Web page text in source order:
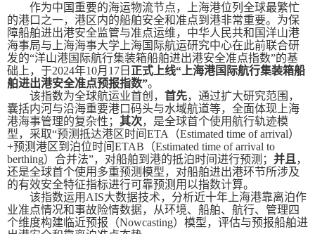
作为中国重要的海运物流节点，上海港位列全球最繁忙
的港口之一，港区内的船舶安全和准点到港非常重要。为保
障船舶进出港安全监管与准点运维，中华人民共和国洋山港
海事局与上海海事大学上海国际航运研究中心在此前联合研
发的“洋山港国际航行集装箱船舶进出港安全准点指数”的基
础上，于2024年10月 17 日 正式上线“上海港国际航行集装箱船
舶进出港安全准点预报指数”。
该指数为全球航运业首创， 首先，通过扩大研究范围，
囊括内河与沿海重要港口码头与水域航道等，全面体现上海
港海事管理的复杂性； 其次，是全球首个使用航行轨迹模
型，采取“预测抵达港区时间ETA （Estimated time of arrival）
+预测港区到泊位时间ETAB （Estimated time of arrival to
berthing）合并法”，对船舶到港的抵泊时间进行预测； 并且 ，
还是全球首个使用多重预测模型，对船舶进出港环节所涉及
的有效安全特征指标进行可靠预测用以指数计算。
该指数运用 AIS大数据技术，分析近十年上海港靠离泊作
业准点情况和事故险情数据，从环境、船舶、航行、管理四
个维度构建临近预报（Nowcasting）模型，评估与预报船舶进